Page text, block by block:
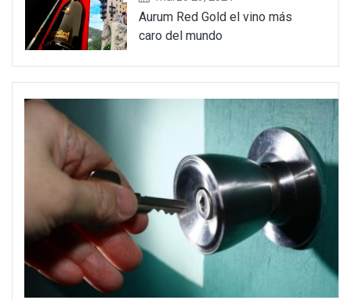
Aurum Red Gold el vino más
caro del mundo